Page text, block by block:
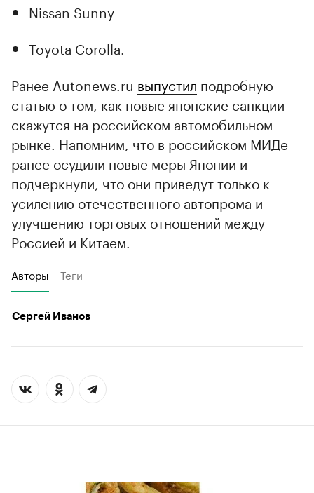
Nissan Sunny
Toyota Corolla.
Ранее Autonews.ru выпустил подробную
статью о том, как новые японские санкции
скажутся на российском автомобильном
рынке. Напомним, что в российском МИДе
ранее осудили новые меры Японии и
подчеркнули, что они приведут только к
усилению отечественного автопрома и
улучшению торговых отношений между
Россией и Китаем.
Авторы Теги
Сергей Иванов